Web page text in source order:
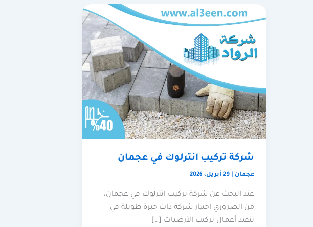
شركة تركيب انترلوك في عجمان
عجمان 29 أبريل، 2026
عند البحث عن شركة تركيب انترلوك في عجمان،
من الضروري اختيار شركة ذات خبرة طويلة في
تنفيذ أعمال تركيب الأرضيات […]